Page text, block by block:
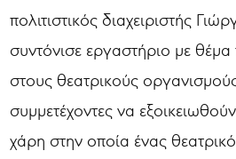
πολιτιστικός διαχειριστής
συντόνισε εργαστήριο με θέμα
στους θεατρικούς
συμμετέχοντες να
χάρη στην οποία ένας